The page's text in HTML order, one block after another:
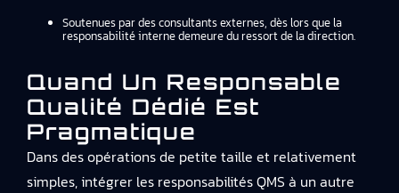
Soutenues par des consultants externes, dès lors que la
responsabilité interne demeure du ressort de la direction.
Quand Un Responsable
Qualité Dédié Est
Pragmatique
Dans des opérations de petite taille et relativement
simples, intégrer les responsabilités QMS à un autre